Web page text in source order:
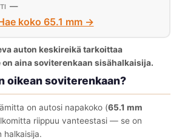
—
koko 65.1 mm →
auton keskireikä tarkoittaa
on aina soviterenkaan sisähalkaisija.
oikean soviterenkaan?
on autosi napakoko (65.1 mm
riippuu vanteestasi — se on
halkaisija.